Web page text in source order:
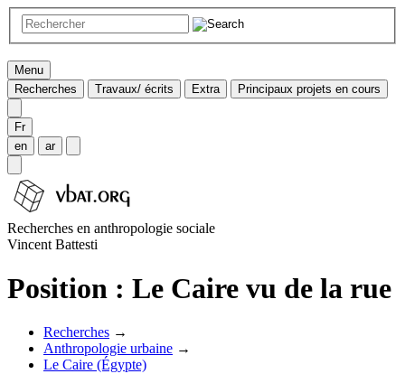
Menu
Recherches
Travaux/ écrits Extra Principaux projets en cours
Fr
en
ar
Recherches en anthropologie sociale
Vincent Battesti
Position : Le Caire vu de la rue
Recherches →
Anthropologie urbaine →
Le Caire (Égypte)